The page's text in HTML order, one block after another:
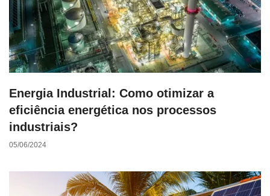
Energia Industrial: Como otimizar a
eficiência energética nos processos
industriais?
05/06/2024